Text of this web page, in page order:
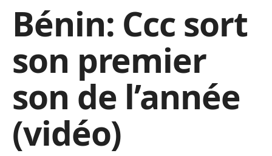
Bénin: Ccc sort
son premier
son de l’année
(vidéo)